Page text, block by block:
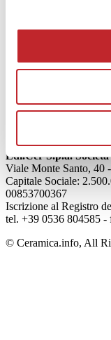
aziende
Privacy
Edi.Cer S.p.a.
Viale Monte Santo, 40
Capitale Sociale:
00853700367
Iscrizione al Registro
tel. +39 0536 804585
© Ceramica.info, All